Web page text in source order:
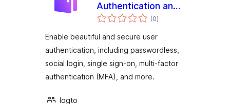
Authentication and
Authorization
(0個
の
価
)
Enable beautiful and secure user
authentication, including passwordless,
social login, single sign-on, multi-factor
authentication (MFA), and more.
logto